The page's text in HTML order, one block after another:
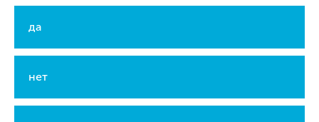
да
нет